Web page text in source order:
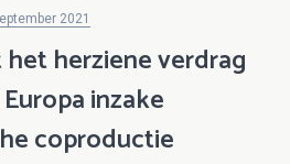
2021
herziene verdrag
inzake
coproductie